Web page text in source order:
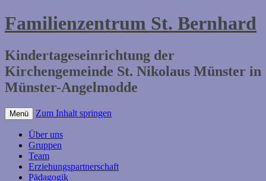
Familienzentrum St. Bernhard
Kindertageseinrichtung der
Kirchengemeinde St. Nikolaus Münster in
Münster-Angelmodde
Menü Zum Inhalt springen
Über uns
Gruppen
Team
Erziehungspartnerschaft
Pädagogik